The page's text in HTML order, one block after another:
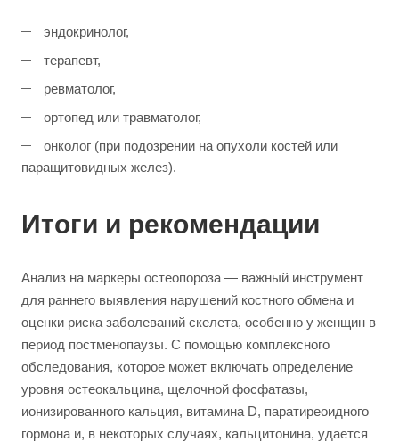
эндокринолог,
терапевт,
ревматолог,
ортопед или травматолог,
онколог (при подозрении на опухоли костей или
паращитовидных желез).
Итоги и рекомендации
Анализ на маркеры остеопороза — важный инструмент
для раннего выявления нарушений костного обмена и
оценки риска заболеваний скелета, особенно у женщин в
период постменопаузы. С помощью комплексного
обследования, которое может включать определение
уровня остеокальцина, щелочной фосфатазы,
ионизированного кальция, витамина D, паратиреоидного
гормона и, в некоторых случаях, кальцитонина, удается